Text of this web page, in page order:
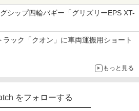
シップ四輪バギー「グリズリーEPS XT-
ック「クオン」に車両運搬用ショート
もっと見る
をフォローする